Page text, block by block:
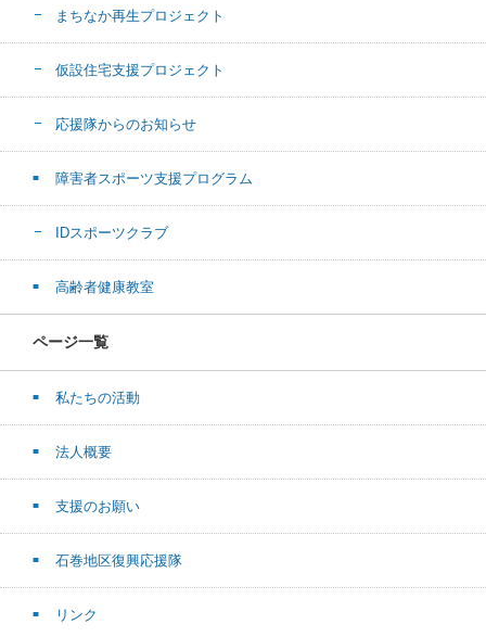
まちなか再生プロジェクト
仮設住宅支援プロジェクト
応援隊からのお知らせ
障害者スポーツ支援プログラム
IDスポーツクラブ
高齢者健康教室
ページ一覧
私たちの活動
法人概要
支援のお願い
石巻地区復興応援隊
リンク